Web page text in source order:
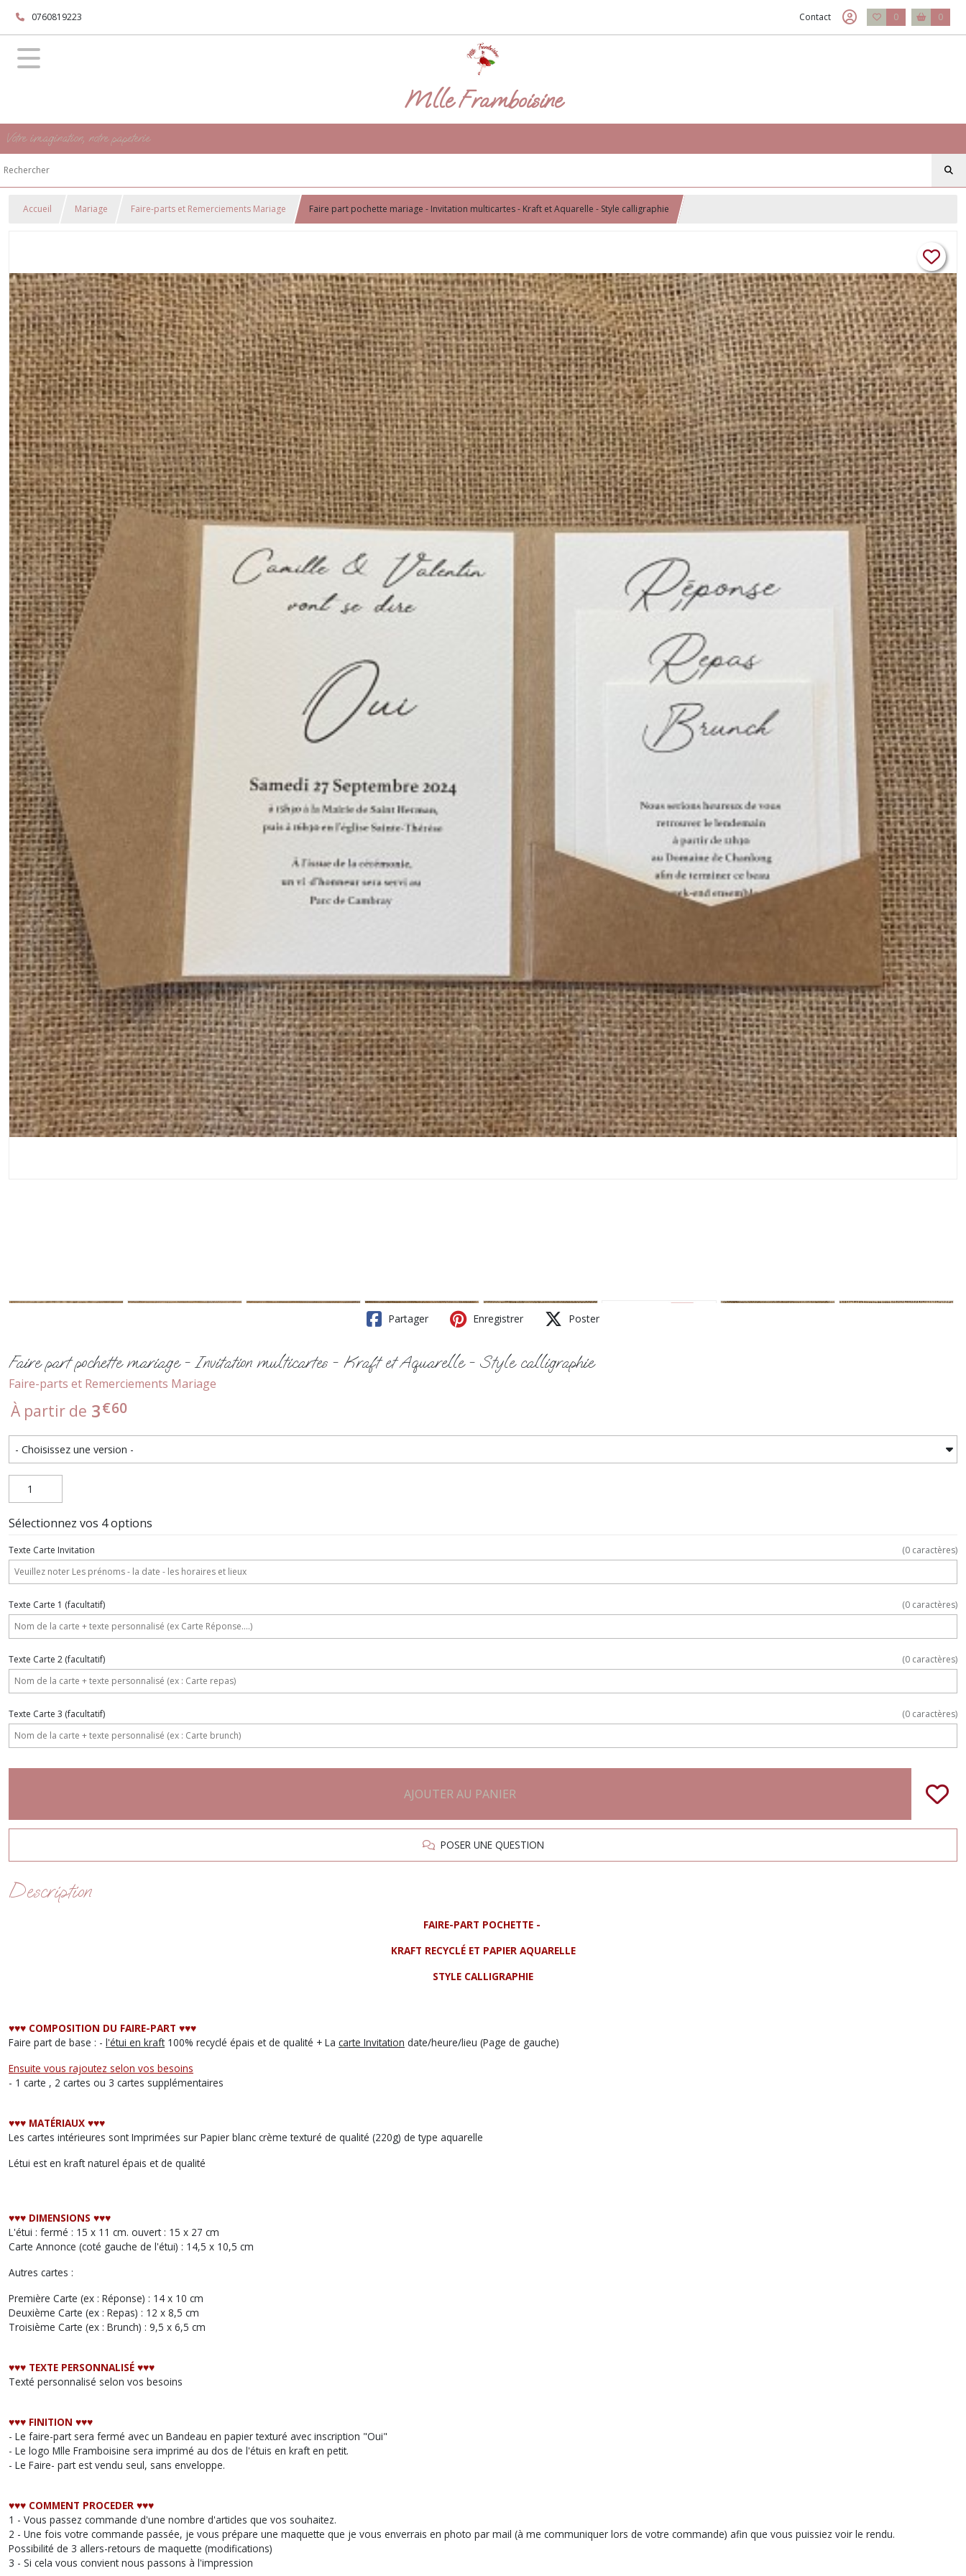
0760819223 Contact 0 0
Mlle Framboisine
Votre imagination, notre papeterie
Accueil Mariage Faire-parts et Remerciements Mariage Faire part pochette mariage - Invitation multicartes - Kraft et Aquarelle - Style calligraphie
Partager Enregistrer Poster
Faire part pochette mariage - Invitation multicartes - Kraft et Aquarelle - Style calligraphie
Faire-parts et Remerciements Mariage
À partir de 3€60
Sélectionnez vos 4 options
Texte Carte Invitation (0 caractères)
Texte Carte 1 (facultatif) (0 caractères)
Texte Carte 2 (facultatif) (0 caractères)
Texte Carte 3 (facultatif) (0 caractères)
AJOUTER AU PANIER
POSER UNE QUESTION
Description
FAIRE-PART POCHETTE -
KRAFT RECYCLÉ ET PAPIER AQUARELLE
STYLE CALLIGRAPHIE
♥︎♥︎♥︎ COMPOSITION DU FAIRE-PART ♥︎♥︎♥︎
Faire part de base : - l'étui en kraft100% recyclé épais et de qualité + La carte Invitation date/heure/lieu (Page de gauche)
Ensuite vous rajoutez selon vos besoins
- 1 carte , 2 cartes ou 3 cartes supplémentaires
♥︎♥︎♥︎ MATÉRIAUX ♥︎♥︎♥︎
Les cartes intérieures sont Imprimées sur Papier blanc crème texturé de qualité (220g) de type aquarelle
Létui est en kraft naturel épais et de qualité
♥︎♥︎♥︎ DIMENSIONS ♥︎♥︎♥︎
L'étui : fermé : 15 x 11 cm. ouvert : 15 x 27 cm
Carte Annonce (coté gauche de l'étui) : 14,5 x 10,5 cm
Autres cartes :
Première Carte (ex : Réponse) : 14 x 10 cm
Deuxième Carte (ex : Repas) : 12 x 8,5 cm
Troisième Carte (ex : Brunch) : 9,5 x 6,5 cm
♥︎♥︎♥︎ TEXTE PERSONNALISÉ ♥︎♥︎♥︎
Texté personnalisé selon vos besoins
♥︎♥︎♥︎ FINITION ♥︎♥︎♥︎
- Le faire-part sera fermé avec un Bandeau en papier texturé avec inscription "Oui"
- Le logo Mlle Framboisine sera imprimé au dos de l'étuis en kraft en petit.
- Le Faire- part est vendu seul, sans enveloppe.
♥︎♥︎♥︎ COMMENT PROCEDER ♥︎♥︎♥︎
1 - Vous passez commande d'une nombre d'articles que vos souhaitez.
2 - Une fois votre commande passée, je vous prépare une maquette que je vous enverrais en photo par mail (à me communiquer lors de votre commande) afin que vous puissiez voir le rendu.
Possibilité de 3 allers-retours de maquette (modifications)
3 - Si cela vous convient nous passons à l'impression